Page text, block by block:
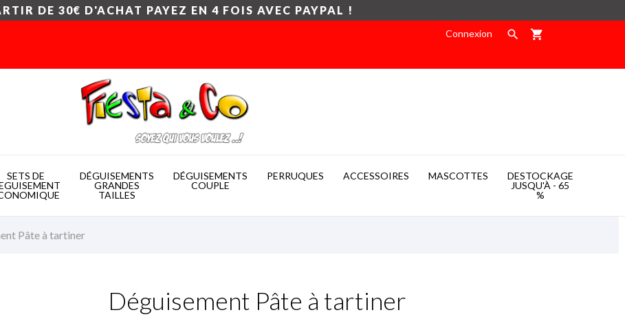
DE 30€ D'ACHAT PAYEZ EN 4 FOIS AVEC PAYPAL !
Connexion  shopping_cart
SETS DE
DÉGUISEMENTS
GRANDES
TAILLES
DÉGUISEMENTS
COUPLE
PERRUQUES ACCESSOIRES MASCOTTES
DESTOCKAGE
JUSQU'À - 65
%

Pâte à tartiner
Déguisement Pâte à tartiner